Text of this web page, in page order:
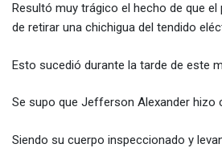
Resultó muy trágico el hecho de que
de retirar una chichigua del tendido
Esto sucedió durante la tarde de este
Se supo que Jefferson Alexander hizo
Siendo su cuerpo inspeccionado y